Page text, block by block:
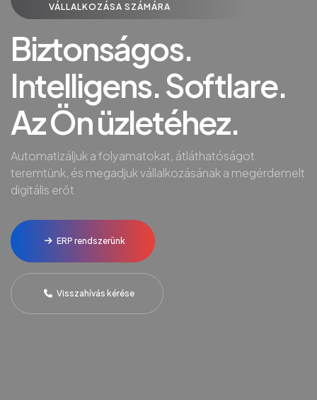
VÁLLALKOZÁSA SZÁMÁRA
Biztonságos.
Intelligens. Softlare.
Az Ön üzletéhez.
Automatizáljuk a folyamatokat, átláthatóságot
teremtünk, és megadjuk vállalkozásának a megérdemelt
digitális erőt
ERP rendszerünk
Visszahívás kérése